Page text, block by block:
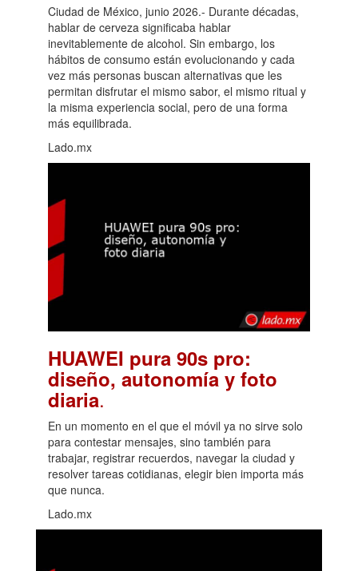
Ciudad de México, junio 2026.- Durante décadas,
hablar de cerveza significaba hablar
inevitablemente de alcohol. Sin embargo, los
hábitos de consumo están evolucionando y cada
vez más personas buscan alternativas que les
permitan disfrutar el mismo sabor, el mismo ritual y
la misma experiencia social, pero de una forma
más equilibrada.
Lado.mx
HUAWEI pura 90s pro:
diseño, autonomía y foto
diaria.
En un momento en el que el móvil ya no sirve solo
para contestar mensajes, sino también para
trabajar, registrar recuerdos, navegar la ciudad y
resolver tareas cotidianas, elegir bien importa más
que nunca.
Lado.mx